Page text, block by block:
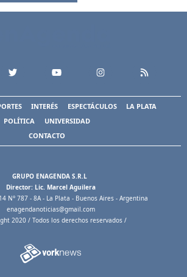
INTERÉS ESPECTÁCULOS
LA PLATA
POLÍTICA
UNIVERSIDAD
CONTACTO
GRUPO ENAGENDA S.R.L
Director: Lic. Marcel Aguilera
N° 787 - 8A - La Plata - Buenos Aires - Argentina
enagendanoticias@gmail.com
2020 / Todos los derechos reservados /